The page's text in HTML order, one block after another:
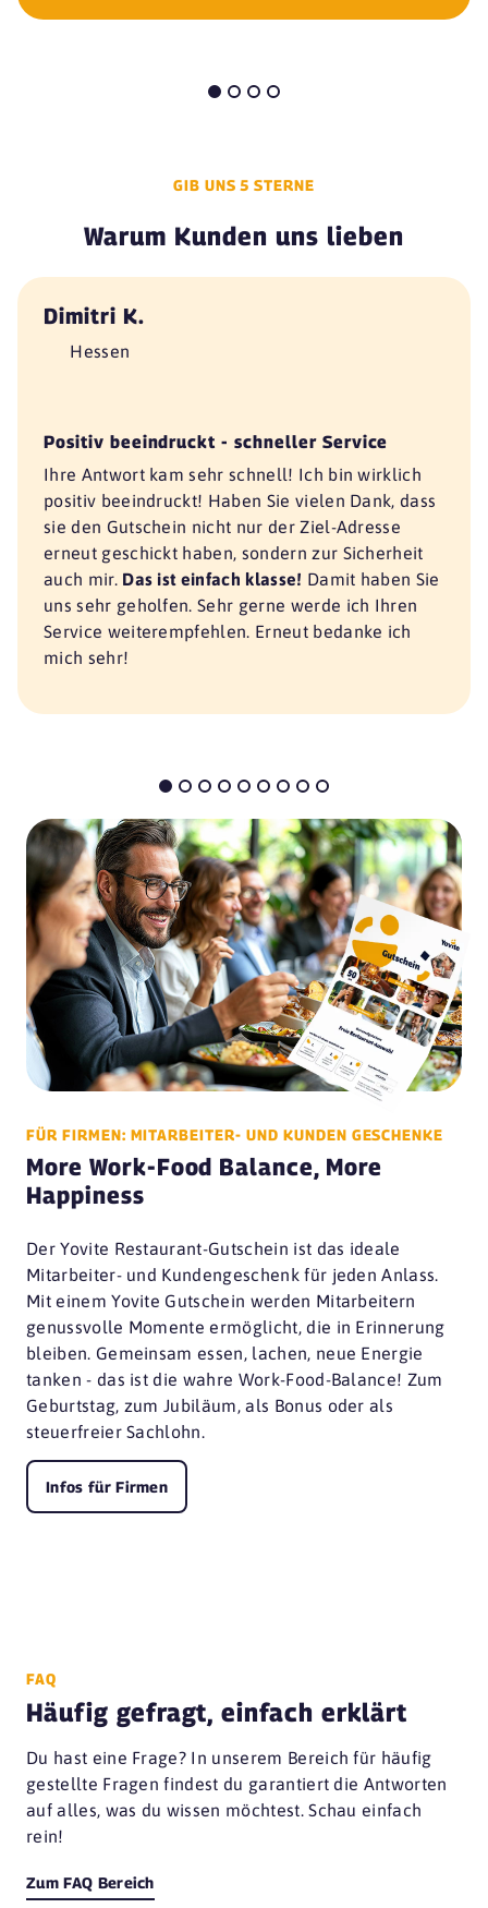
GIB UNS 5 STERNE
Warum Kunden uns lieben
Dimitri K.
Hessen
Positiv beeindruckt - schneller Service
Ihre Antwort kam sehr schnell! Ich bin wirklich
positiv beeindruckt! Haben Sie vielen Dank, dass
sie den Gutschein nicht nur der Ziel-Adresse
erneut geschickt haben, sondern zur Sicherheit
auch mir. Das ist einfach klasse! Damit haben Sie
uns sehr geholfen. Sehr gerne werde ich Ihren
Service weiterempfehlen. Erneut bedanke ich
mich sehr!
FÜR FIRMEN: MITARBEITER- UND KUNDEN GESCHENKE
More Work-Food Balance, More
Happiness
Der Yovite Restaurant-Gutschein ist das ideale
Mitarbeiter- und Kundengeschenk für jeden Anlass.
Mit einem Yovite Gutschein werden Mitarbeitern
genussvolle Momente ermöglicht, die in Erinnerung
bleiben. Gemeinsam essen, lachen, neue Energie
tanken - das ist die wahre Work-Food-Balance! Zum
Geburtstag, zum Jubiläum, als Bonus oder als
steuerfreier Sachlohn.
Infos für Firmen
FAQ
Häufig gefragt, einfach erklärt
Du hast eine Frage? In unserem Bereich für häufig
gestellte Fragen findest du garantiert die Antworten
auf alles, was du wissen möchtest. Schau einfach
rein!
Zum FAQ Bereich